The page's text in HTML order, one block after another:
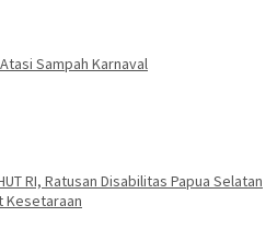
Sampah Karnaval
RI, Ratusan Disabilitas Papua Selatan
Kesetaraan